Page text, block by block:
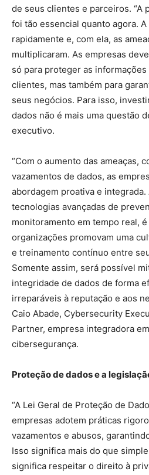
de seus clientes e parceiros. “A
foi tão essencial quanto agora.
rapidamente e, com ela, as
multiplicaram. As empresas
só para proteger as
clientes, mas também para
seus negócios. Para isso,
dados não é mais uma questão
executivo.
“Com o aumento das ameaças,
vazamentos de dados, as
abordagem proativa e
tecnologias avançadas de
monitoramento em tempo real,
organizações promovam uma
e treinamento contínuo entre
Somente assim, será possível
integridade de dados de forma
irreparáveis à reputação e aos
Caio Abade, Cybersecurity
Partner, empresa integradora
cibersegurança.
Proteção de dados e a
“A Lei Geral de Proteção de
empresas adotem práticas
vazamentos e abusos,
Isso significa mais do que
significa respeitar o direito à